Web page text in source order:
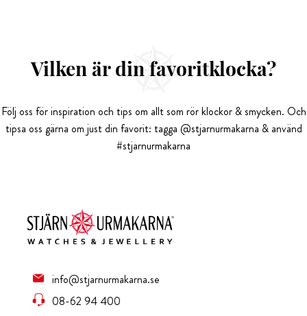
Vilken är din favoritklocka?
Följ oss för inspiration och tips om allt som rör klockor & smycken. Och
tipsa oss gärna om just din favorit: tagga @stjarnurmakarna & använd
#stjarnurmakarna
info@stjarnurmakarna.se
08-62 94 400